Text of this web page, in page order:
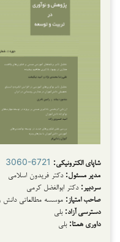
شاپای الکترونیکی: 3060-6721
مدیر مسئول: دکتر فریدون اسلامی
سردبیر: دکتر ابوالفضل کرمی
صاحب امتیاز: موسسه مطالعاتی دانش
دسترسی آزاد: بلی
داوری همتا: بلی